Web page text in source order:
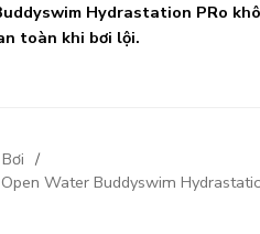
Hydrastation PRo
toàn khi bơi lội.
Water Buddyswim